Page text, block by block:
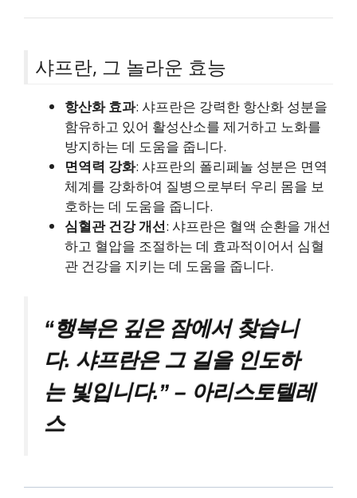
샤프란, 그 놀라운 효능
항산화 효과: 샤프란은 강력한 항산화 성분을
함유하고 있어 활성산소를 제거하고 노화를
방지하는 데 도움을 줍니다.
면역력 강화: 샤프란의 폴리페놀 성분은 면역
체계를 강화하여 질병으로부터 우리 몸을 보
호하는 데 도움을 줍니다.
심혈관 건강 개선: 샤프란은 혈액 순환을 개선
하고 혈압을 조절하는 데 효과적이어서 심혈
관 건강을 지키는 데 도움을 줍니다.
“행복은 깊은 잠에서 찾습니
다. 샤프란은 그 길을 인도하
는 빛입니다.” – 아리스토텔레
스